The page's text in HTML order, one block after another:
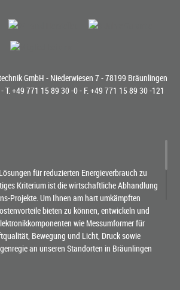
GmbH - Niederwiesen 7 - 78199 Bräunlingen
T. +49 771 15 89 30 -0- F. +49 771 15 89 30 -121
für reduzierten Energieverbrauch zu
Kriterium ist die wirtschaftliche Abhandlung
Projekte. Um Ihnen am hart umkämpften
bieten zu können, entwickeln und
wie Messumformer für
Bewegung und Licht, Druck sowie
an unseren Standorten in Bräunlingen